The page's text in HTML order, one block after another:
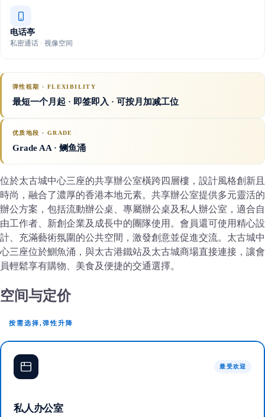
电话亭
私密通话 · 视像空间
弹性租期 · FLEXIBILITY
最短一个月起 · 即签即入 · 可按月加减工位
优质地段 · GRADE
Grade AA· 鲗鱼涌
位於太古城中心三座的共享辦公室橫跨四層樓，設計風格創新且
時尚，融合了濃厚的香港本地元素。共享辦公室提供多元靈活的
辦公方案，包括流動辦公桌、專屬辦公桌及私人辦公室，適合自
由工作者、新創企業及成長中的團隊使用。會員還可使用精心設
計、充滿藝術氛圍的公共空間，激發創意並促進交流。太古城中
心三座位於鰂魚涌，與太古港鐵站及太古城商場直接連接，讓會
員輕鬆享有購物、美食及便捷的交通選擇。
空间与定价
按需选择,弹性升降
最受欢迎
私人办公室